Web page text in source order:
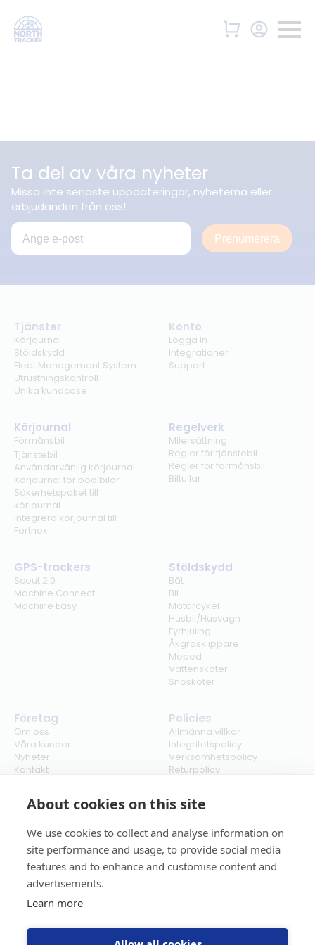
About cookies on this site
We use cookies to collect and analyse information on
site performance and usage, to provide social media
features and to enhance and customise content and
advertisements.
Learn more
Ta del av våra nyheter
Missa inte senaste uppdateringar, nyheterna eller
erbjudanden från oss!
Prenumerera
Tjänster
Körjournal
Stöldskydd
Fleet Management System
Utrustningskontroll
Unika kundcase
Konto
Logga in
Integrationer
Support
Körjournal
Förmånsbil
Tjänstebil
Användarvänlig körjournal
Körjournal för poolbilar
Säkerhetspaket till
körjournal
Integrera körjournal till
Fortnox
Regelverk
Milersättning
Regler för tjänstebil
Regler för förmånsbil
Biltullar
GPS-trackers
Scout 2.0
Machine Connect
Machine Easy
Stöldskydd
Båt
Bil
Motorcykel
Husbil/Husvagn
Fyrhjuling
Åkgräsklippare
Moped
Vattenskoter
Snöskoter
Företag
Om oss
Våra kunder
Nyheter
Kontakt
Policies
Allmänna villkor
Integritetspolicy
Verksamhetspolicy
Returpolicy
Cookies